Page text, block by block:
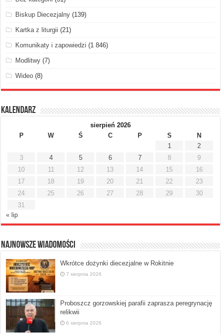
Biskup Diecezjalny (139)
Kartka z liturgii (21)
Komunikaty i zapowiedzi (1 846)
Modlitwy (7)
Wideo (8)
Kalendarz
sierpień 2026
P
W Ś C P S
N
1
2
3
4 5 6 7 8
9
10
11 12 13 14 15
16
17
18 19 20 21 22
23
24
25 26 27 28 29
30
31
« lip
Najnowsze Wiadomości
Wkrótce dożynki diecezjalne w Rokitnie
7 sierpnia 2026
Proboszcz gorzowskiej parafii zaprasza peregrynację
relikwii
6 sierpnia 2026